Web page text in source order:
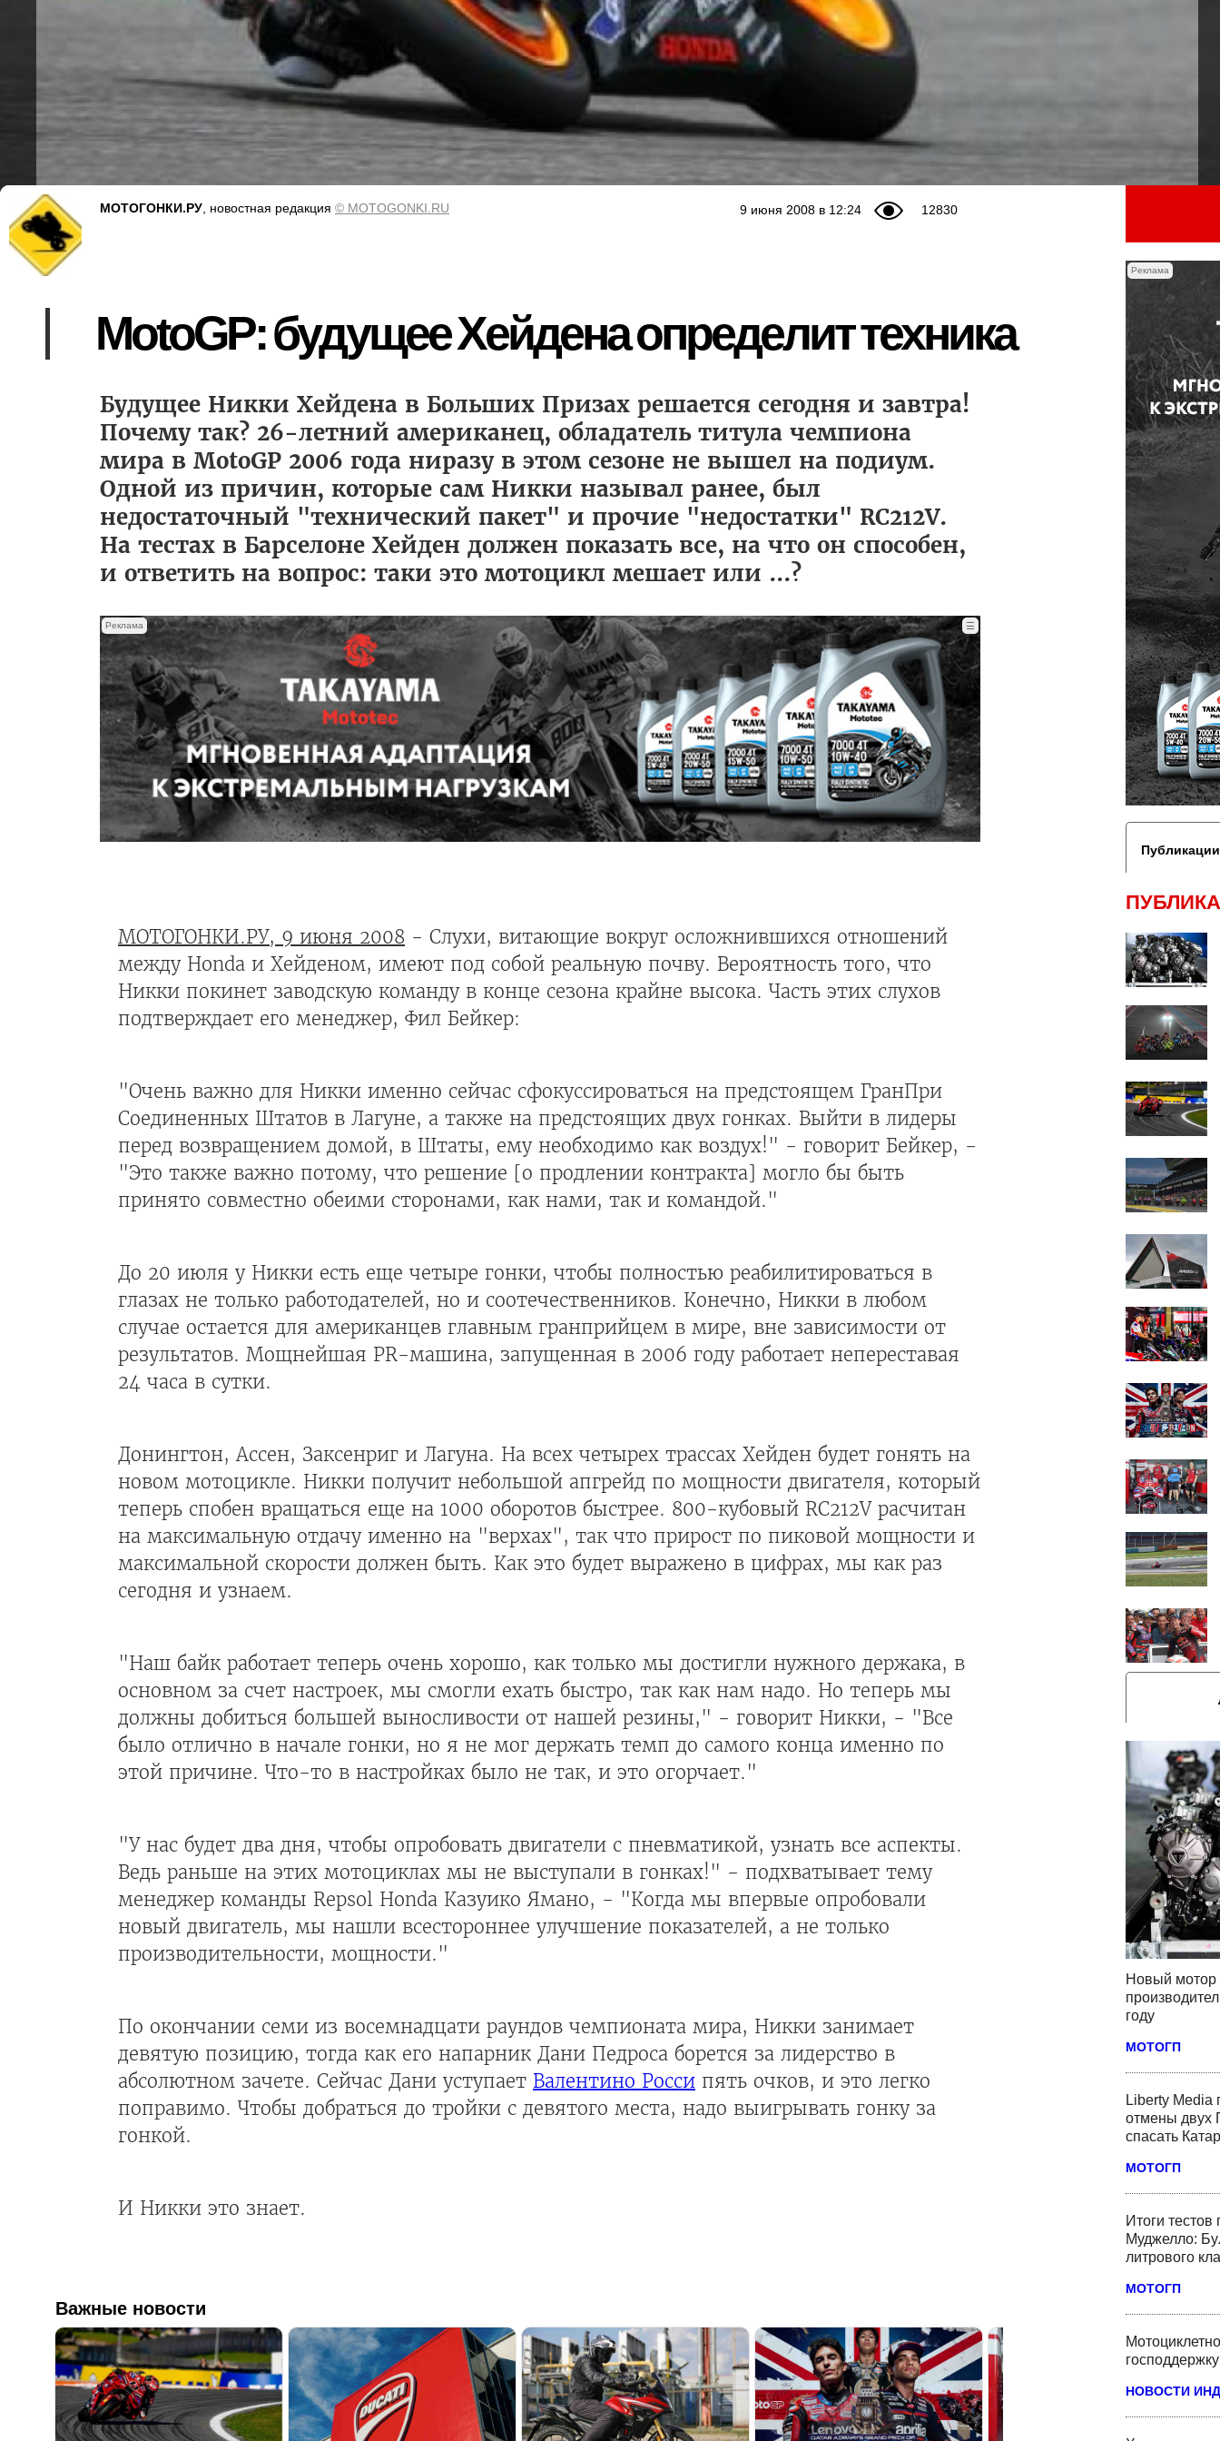
Реклама
Новый мотор
году
МОТОГП
Liberty Media
отмены двух
спасать Катар
МОТОГП
Итоги
Муджелло:
литрового
МОТОГП
НОВОСТИ
12830
9 июня 2008 в 12:24
МОТОГОНКИ.РУ , новостная редакция © MOTOGONKI.RU
MotoGP: будущее Хейдена определит техника
Будущее Никки Хейдена в Больших Призах решается сегодня и завтра!
Почему так? 26-летний американец, обладатель титула чемпиона
мира в MotoGP 2006 года ниразу в этом сезоне не вышел на подиум.
Одной из причин, которые сам Никки называл ранее, был
недостаточный "технический пакет" и прочие "недостатки" RC212V.
На тестах в Барселоне Хейден должен показать все, на что он способен,
и ответить на вопрос: таки это мотоцикл мешает или ...?
Реклама ☰
МОТОГОНКИ.РУ, 9 июня 2008 - Слухи, витающие вокруг осложнившихся отношений
между Honda и Хейденом, имеют под собой реальную почву. Вероятность того, что
Никки покинет заводскую команду в конце сезона крайне высока. Часть этих слухов
подтверждает его менеджер, Фил Бейкер:
"Очень важно для Никки именно сейчас сфокуссироваться на предстоящем ГранПри
Соединенных Штатов в Лагуне, а также на предстоящих двух гонках. Выйти в лидеры
перед возвращением домой, в Штаты, ему необходимо как воздух!" - говорит Бейкер, -
"Это также важно потому, что решение [о продлении контракта] могло бы быть
принято совместно обеими сторонами, как нами, так и командой."
До 20 июля у Никки есть еще четыре гонки, чтобы полностью реабилитироваться в
глазах не только работодателей, но и соотечественников. Конечно, Никки в любом
случае остается для американцев главным гранприйцем в мире, вне зависимости от
результатов. Мощнейшая PR-машина, запущенная в 2006 году работает непереставая
24 часа в сутки.
Донингтон, Ассен, Заксенриг и Лагуна. На всех четырех трассах Хейден будет гонять на
новом мотоцикле. Никки получит небольшой апгрейд по мощности двигателя, который
теперь спобен вращаться еще на 1000 оборотов быстрее. 800-кубовый RC212V расчитан
на максимальную отдачу именно на "верхах", так что прирост по пиковой мощности и
максимальной скорости должен быть. Как это будет выражено в цифрах, мы как раз
сегодня и узнаем.
"Наш байк работает теперь очень хорошо, как только мы достигли нужного держака, в
основном за счет настроек, мы смогли ехать быстро, так как нам надо. Но теперь мы
должны добиться большей выносливости от нашей резины," - говорит Никки, - "Все
было отлично в начале гонки, но я не мог держать темп до самого конца именно по
этой причине. Что-то в настройках было не так, и это огорчает."
"У нас будет два дня, чтобы опробовать двигатели с пневматикой, узнать все аспекты.
Ведь раньше на этих мотоциклах мы не выступали в гонках!" - подхватывает тему
менеджер команды Repsol Honda Казуико Ямано, - "Когда мы впервые опробовали
новый двигатель, мы нашли всестороннее улучшение показателей, а не только
производительности, мощности."
По окончании семи из восемнадцати раундов чемпионата мира, Никки занимает
девятую позицию, тогда как его напарник Дани Педроса борется за лидерство в
абсолютном зачете. Сейчас Дани уступает Валентино Росси пять очков, и это легко
поправимо. Чтобы добраться до тройки с девятого места, надо выигрывать гонку за
гонкой.
И Никки это знает.
Важные новости